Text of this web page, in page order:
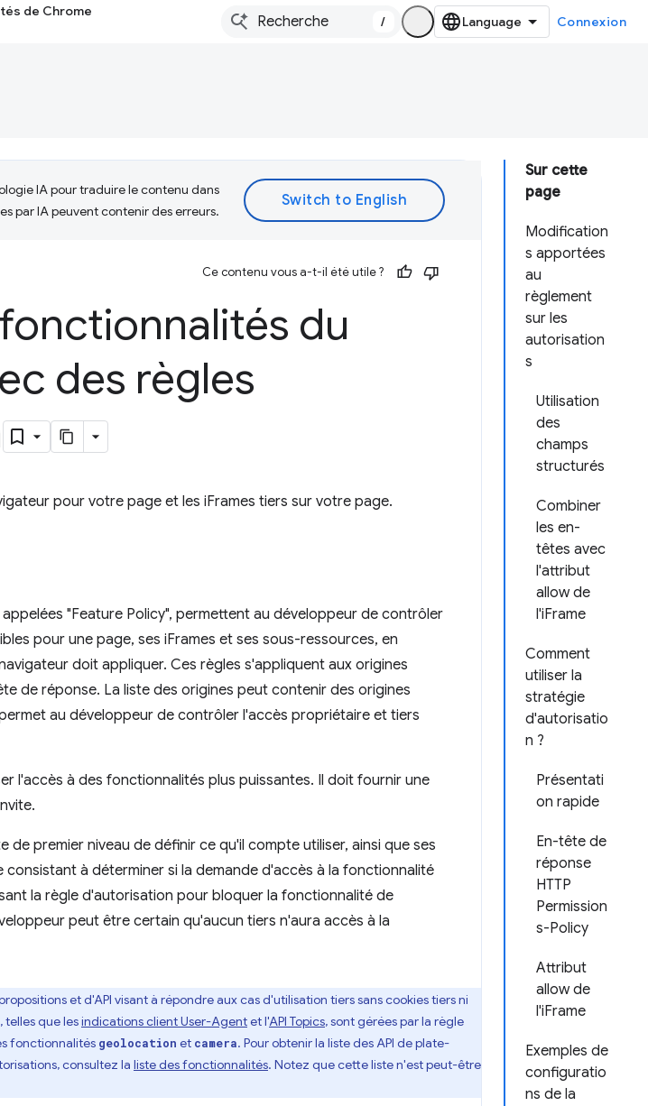
de Chrome
/ Connexion
Sur cette
page
Modification
s apportées
au
règlement
sur les
autorisation
s
Utilisation
des
champs
structurés
Combiner
les en-
têtes avec
l'attribut
allow de
l'iFrame
Comment
utiliser la
stratégie
d'autorisatio
n ?
Présentati
on rapide
En-tête de
réponse
HTTP
Permission
s-Policy
Attribut
allow de
l'iFrame
Exemples de
configuratio
ns de la
IA pour traduire le contenu dans
par IA peuvent contenir des erreurs.
Ce contenu vous a-t-il été utile ?
du
des règles
pour votre page et les iFrames tiers sur votre page.
"Feature Policy", permettent au développeur de contrôler
pour une page, ses iFrames et ses sous-ressources, en
doit appliquer. Ces règles s'appliquent aux origines
de réponse. La liste des origines peut contenir des origines
au développeur de contrôler l'accès propriétaire et tiers
l'accès à des fonctionnalités plus puissantes. Il doit fournir une
premier niveau de définir ce qu'il compte utiliser, ainsi que ses
à déterminer si la demande d'accès à la fonctionnalité
la règle d'autorisation pour bloquer la fonctionnalité de
peut être certain qu'aucun tiers n'aura accès à la
et d'API visant à répondre aux cas d'utilisation tiers sans cookies tiers ni
telles que lesindications client User-Agentet l'API Topics, sont gérées par la règle
fonctionnalités geolocation et camera. Pour obtenir la liste des API de plate-
consultez la liste des fonctionnalités. Notez que cette liste n'est peut-être